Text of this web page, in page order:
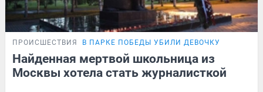
ПРОИСШЕСТВИЯ В ПАРКЕ ПОБЕДЫ УБИЛИ ДЕВОЧКУ
Найденная мертвой школьница из
Москвы хотела стать журналисткой